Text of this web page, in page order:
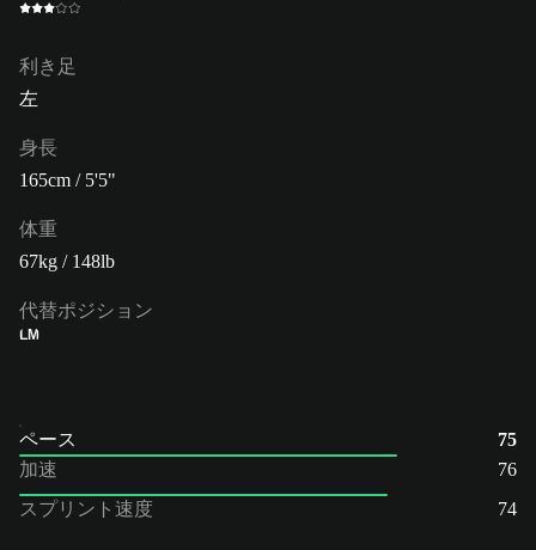
利き足
左
身長
165cm / 5'5"
体重
67kg / 148lb
代替ポジション
LM
ペース
75
加速
76
スプリント速度
74